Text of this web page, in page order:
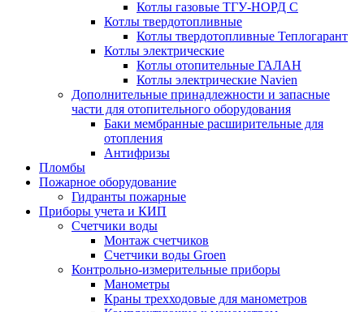
Котлы газовые ТГУ-НОРД С
Котлы твердотопливные
Котлы твердотопливные Теплогарант
Котлы электрические
Котлы отопительные ГАЛАН
Котлы электрические Navien
Дополнительные принадлежности и запасные
части для отопительного оборудования
Баки мембранные расширительные для
отопления
Антифризы
Пломбы
Пожарное оборудование
Гидранты пожарные
Приборы учета и КИП
Счетчики воды
Монтаж счетчиков
Счетчики воды Groen
Контрольно-измерительные приборы
Манометры
Краны трехходовые для манометров